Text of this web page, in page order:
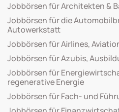
Jobbörsen für Architekten &
Jobbörsen für die
Autowerkstatt
Jobbörsen für Airlines,
Jobbörsen für Azubis,
Jobbörsen für
regenerative Energie
Jobbörsen für Fach- und